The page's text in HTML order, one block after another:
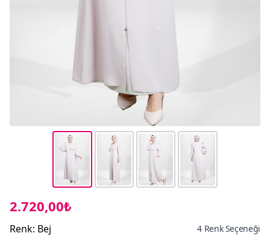
2.720,00₺
Renk: Bej 4 Renk Seçeneği